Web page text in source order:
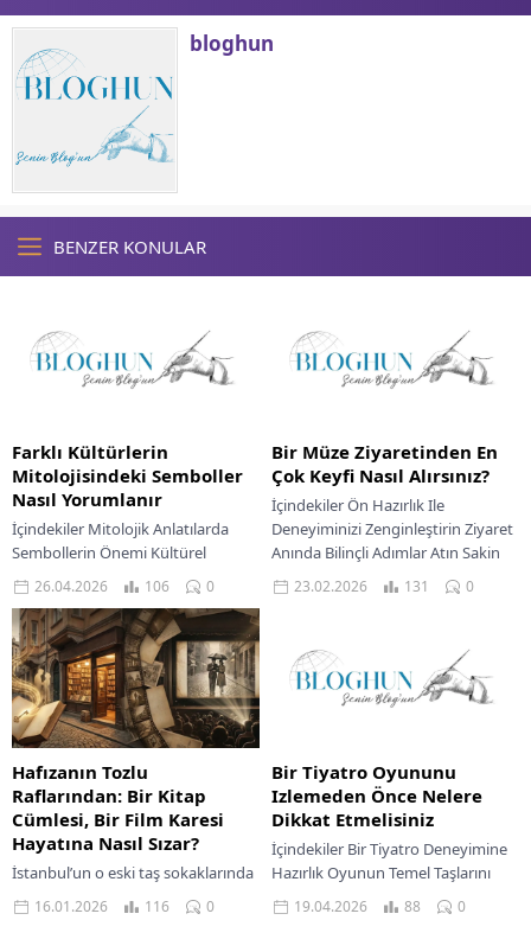
bloghun
BENZER KONULAR
Farklı Kültürlerin
Mitolojisindeki Semboller
Nasıl Yorumlanır
İçindekiler Mitolojik Anlatılarda
Sembollerin Önemi Kültürel
Bağlamda Sembol Çözümlemesi
Sembollerin Çok Katmanlı
Anlamlarını Çözümlemek Mitolojik
Sembolleri Yorumlama İçin Pratik
Adımlar...
26.04.2026 106 0
Bir Müze Ziyaretinden En
Çok Keyfi Nasıl Alırsınız?
İçindekiler Ön Hazırlık Ile
Deneyiminizi Zenginleştirin Ziyaret
Anında Bilinçli Adımlar Atın Sakin
Bir Tempoyla Keşfetmeye
Odaklanın Müze Deneyiminizden
23.02.2026 131 0
Hafızanın Tozlu
Raflarından: Bir Kitap
Cümlesi, Bir Film Karesi
Hayatına Nasıl Sızar?
İstanbul’un o eski taş sokaklarında
yürürken, bazen bir pasajın
kuytusundan sızan eski kitap
16.01.2026 116 0
Bir Tiyatro Oyununu
Izlemeden Önce Nelere
Dikkat Etmelisiniz
İçindekiler Bir Tiyatro Deneyimine
Hazırlık Oyunun Temel Taşlarını
Anlamak Yapım Ekibi Ve Oyuncular
Hakkında Bilgi Mekan Ve Lojistik
19.04.2026 88 0